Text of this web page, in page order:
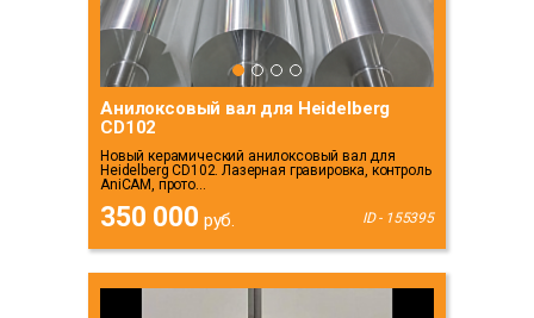
Анилоксовый вал для Heidelberg
CD102
Новый керамический анилоксовый вал для
Heidelberg CD102. Лазерная гравировка, контроль
AniCAM, прото...
350 000 руб. ID - 155395